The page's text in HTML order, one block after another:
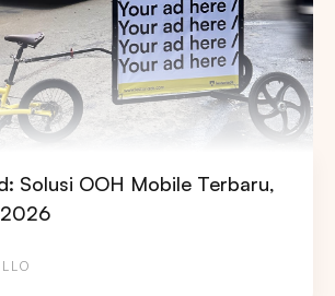
Solusi OOH Mobile Terbaru,